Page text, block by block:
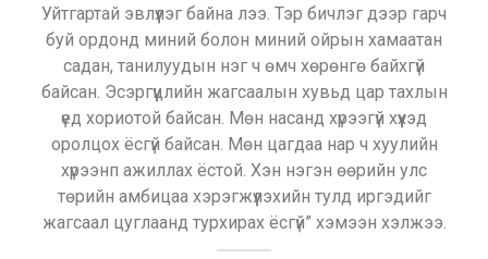
Уйтгартай эвлүүлэг байна лээ. Тэр бичлэг дээр гарч
буй ордонд миний болон миний ойрын хамаатан
садан, танилуудын нэг ч өмч хөрөнгө байхгүй
байсан. Эсэргүүцлийн жагсаалын хувьд цар тахлын
үед хориотой байсан. Мөн насанд хүрээгүй хүүхэд
оролцох ёсгүй байсан. Мөн цагдаа нар ч хуулийн
хүрээнп ажиллах ёстой. Хэн нэгэн өөрийн улс
төрийн амбицаа хэрэгжүүлэхийн тулд иргэдийг
жагсаал цуглаанд турхирах ёсгүй” хэмээн хэлжээ.